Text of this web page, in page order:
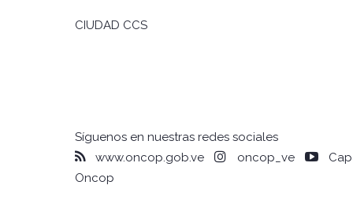
CIUDAD CCS
Síguenos en nuestras redes sociales
www.oncop.gob.ve
oncop_ve
Oncop